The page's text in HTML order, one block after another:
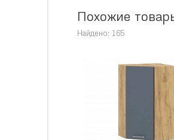
Похожие
Найдено: 165